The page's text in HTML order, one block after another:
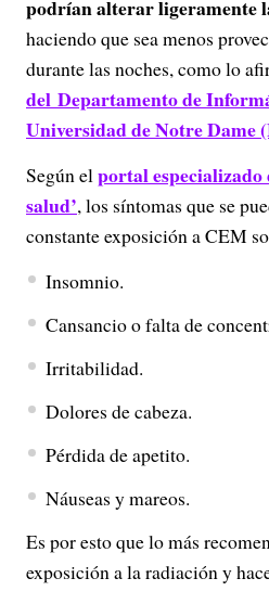
podrían alterar ligeramente
haciendo que sea menos
durante las noches, como lo
del Departamento de
Universidad de Notre Dame
Según elportal especializado
salud’, los síntomas que se
constante exposición a CEM
Insomnio.
Cansancio o falta de
Irritabilidad.
Dolores de cabeza.
Pérdida de apetito.
Náuseas y mareos.
Es por esto que lo más
exposición a la radiación y